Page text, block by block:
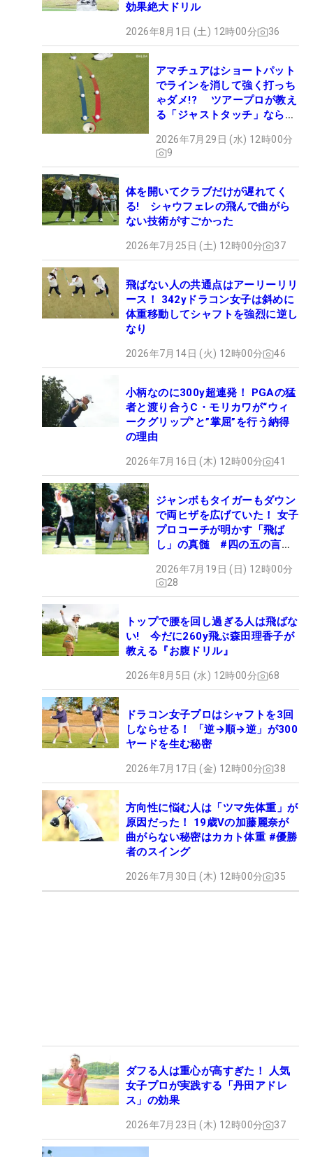
効果絶大ドリル
2026年8月1日 (土) 12時00分 36
アマチュアはショートパット
でラインを消して強く打っち
ゃダメ!? ツアープロが教え
る「ジャストタッチ」なら3
2026年7月29日 (水) 12時00分
9
体を開いてクラブだけが遅れてく
る! シャウフェレの飛んで曲がら
ない技術がすごかった
2026年7月25日 (土) 12時00分 37
飛ばない人の共通点はアーリーリリ
ース！ 342yドラコン女子は斜めに
体重移動してシャフトを強烈に逆し
なり
2026年7月14日 (火) 12時00分 46
小柄なのに300y超連発！ PGAの猛
者と渡り合うC・モリカワが“ウィ
ークグリップ”と”掌屈”を行う納得
の理由
2026年7月16日 (木) 12時00分 41
ジャンボもタイガーもダウン
で両ヒザを広げていた！ 女子
プロコーチが明かす「飛ば
し」の真髄 #四の五の言わ
2026年7月19日 (日) 12時00分
28
トップで腰を回し過ぎる人は飛ばな
い! 今だに260y飛ぶ森田理香子が
教える『お腹ドリル』
2026年8月5日 (水) 12時00分 68
ドラコン女子プロはシャフトを3回
しならせる！ 「逆→順→逆」が300
ヤードを生む秘密
2026年7月17日 (金) 12時00分 38
方向性に悩む人は「ツマ先体重」が
原因だった！ 19歳Vの加藤麗奈が
曲がらない秘密はカカト体重 #優勝
者のスイング
2026年7月30日 (木) 12時00分 35
ダフる人は重心が高すぎた！ 人気
女子プロが実践する「丹田アドレ
ス」の効果
2026年7月23日 (木) 12時00分 37